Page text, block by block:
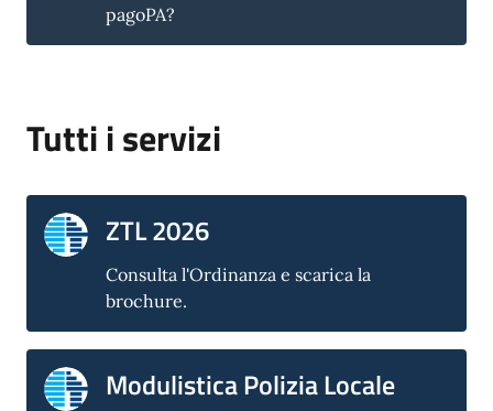
pagoPA?
Tutti i servizi
ZTL 2026
Consulta l'Ordinanza e scarica la
brochure.
Modulistica Polizia Locale